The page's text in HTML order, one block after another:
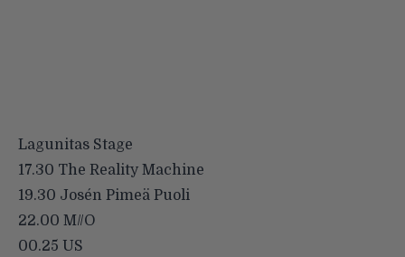
Lagunitas Stage
17.30 The Reality Machine
19.30 Josén Pimeä Puoli
22.00 M//O
00.25 US